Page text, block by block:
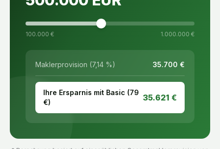
100.000 € 1.000.000 €
Maklerprovision (7,14 %) 35.700 €
Ihre Ersparnis mit Basic (79
€)
35.621 €